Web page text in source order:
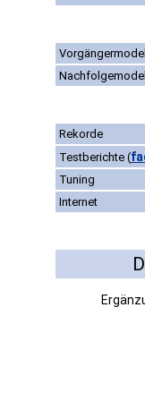
Vorgängermodell
Nachfolgemodell
Rekorde
Testberichte (
Tuning
Internet